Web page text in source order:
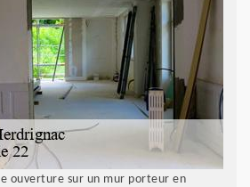
ouverture sur un mur porteur en